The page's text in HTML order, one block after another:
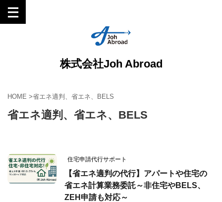
株式会社Joh Abroad
HOME >省エネ適判、省エネ、BELS
省エネ適判、省エネ、BELS
住宅申請代行サポート
【省エネ適判の代行】アパートや住宅の
省エネ計算業務委託～非住宅やBELS、
ZEH申請も対応～